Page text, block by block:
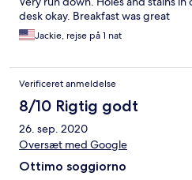
desk okay. Breakfast was great
Jackie, rejse på 1 nat
Verificeret anmeldelse
8/10 Rigtig godt
26. sep. 2020
Oversæt med Google
Ottimo soggiorno